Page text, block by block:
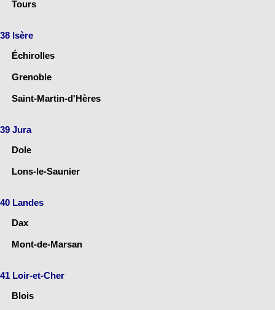
Tours
38 Isère
Échirolles
Grenoble
Saint-Martin-d'Hères
39 Jura
Dole
Lons-le-Saunier
40 Landes
Dax
Mont-de-Marsan
41 Loir-et-Cher
Blois